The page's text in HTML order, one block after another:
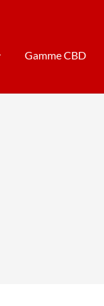
Gamme CBD